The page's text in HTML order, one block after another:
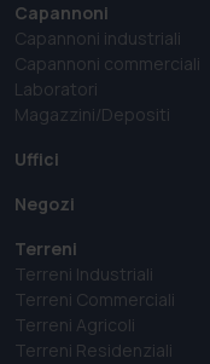
Capannoni
Capannoni industriali
Capannoni commerciali
Laboratori
Magazzini/Depositi
Uffici
Negozi
Terreni
Terreni Industriali
Terreni Commerciali
Terreni Agricoli
Terreni Residenziali